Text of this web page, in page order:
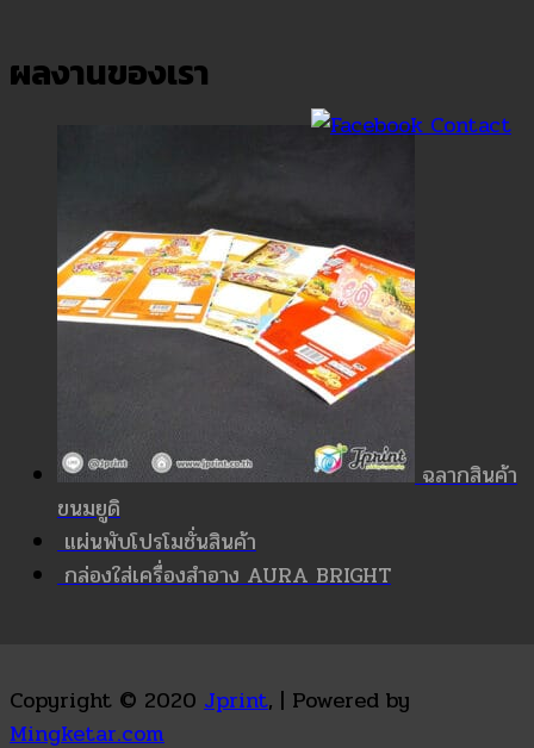
ผลงานของเรา
ฉลากสินค้า
ขนมยูดิ
แผ่นพับโปรโมชั่นสินค้า
กล่องใส่เครื่องสำอาง AURA BRIGHT
Copyright © 2020 Jprint, | Powered by
Mingketar.com